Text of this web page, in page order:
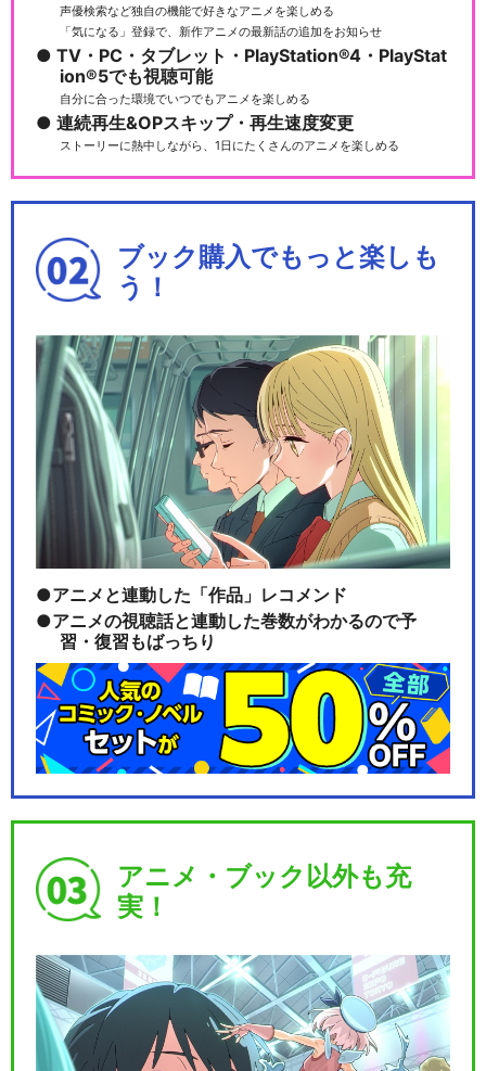
声優検索など独自の機能で好きなアニメを楽しめる
「気になる」登録で、新作アニメの最新話の追加をお知らせ
TV・PC・タブレット・PlayStation®4・PlayStat
ion®5でも視聴可能
自分に合った環境でいつでもアニメを楽しめる
連続再生&OPスキップ・再生速度変更
ストーリーに熱中しながら、1日にたくさんのアニメを楽しめる
ブック購入でもっと楽しも
う！
アニメと連動した「作品」レコメンド
アニメの視聴話と連動した巻数がわかるので予
習・復習もばっちり
アニメ・ブック以外も充
実！